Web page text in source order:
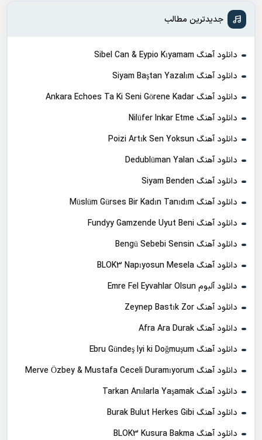
جدیدترین مطالب
دانلود آهنگ Sibel Can & Eypio Kıyamam
دانلود آهنگ Siyam Baştan Yazalım
دانلود آهنگ Ankara Echoes Ta Ki Seni Görene Kadar
دانلود آهنگ Nilüfer Inkar Etme
دانلود آهنگ Poizi Artık Sen Yoksun
دانلود آهنگ Dedublüman Yalan
دانلود آهنگ Siyam Benden
دانلود آهنگ Müslüm Gürses Bir Kadın Tanıdım
دانلود آهنگ Fundyy Gamzende Uyut Beni
دانلود آهنگ Bengü Sebebi Sensin
دانلود آهنگ BLOK3 Napıyosun Mesela
دانلود آلبوم Emre Fel Eyvahlar Olsun
دانلود آهنگ Zeynep Bastık Zor
دانلود آهنگ Afra Ara Durak
دانلود آهنگ Ebru Gündeş Iyi ki Doğmuşum
دانلود آهنگ Merve Özbey & Mustafa Ceceli Duramıyorum
دانلود آهنگ Tarkan Anılarla Yaşamak
دانلود آهنگ Burak Bulut Herkes Gibi
دانلود آهنگ BLOK3 Kusura Bakma